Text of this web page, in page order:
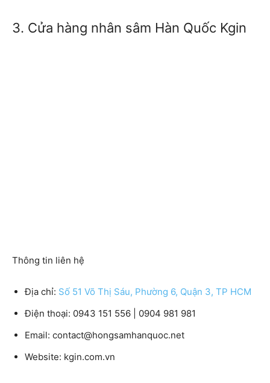
3. Cửa hàng nhân sâm Hàn Quốc Kgin
Thông tin liên hệ
Địa chỉ: Số 51 Võ Thị Sáu, Phường 6, Quận 3, TP HCM
Điện thoại: 0943 151 556 | 0904 981 981
Email: contact@hongsamhanquoc.net
Website: kgin.com.vn